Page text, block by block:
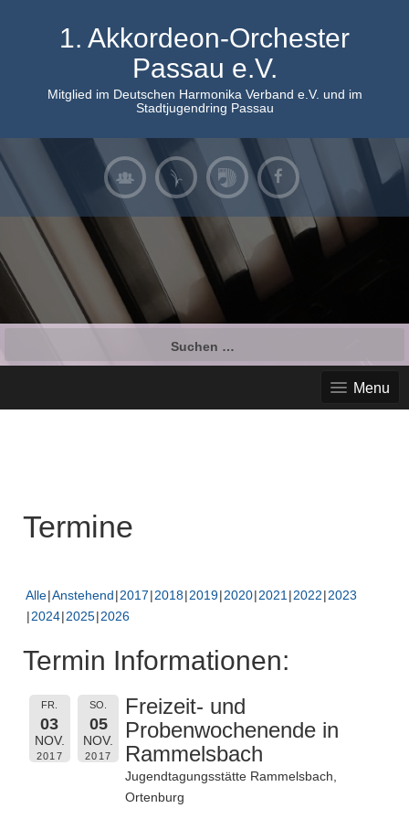
1. Akkordeon-Orchester
Passau e.V.
Mitglied im Deutschen Harmonika Verband e.V. und im
Stadtjugendring Passau
Menu
Termine
Alle Anstehend 2017 2018 2019 2020 2021 2022 2023
2024 2025 2026
Termin Informationen:
FR.
03
NOV.
2017
SO.
05
NOV.
2017
Freizeit- und
Probenwochenende in
Rammelsbach
Jugendtagungsstätte Rammelsbach,
Ortenburg